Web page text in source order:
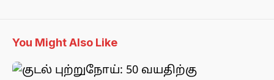
You Might Also Like